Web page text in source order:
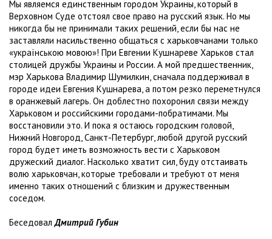
Мы являемся единственным городом Украины, который в
Верховном Суде отстоял свое право на русский язык. Но мы
никогда бы не принимали таких решений, если бы нас не
заставляли насильственно общаться с харьковчанами только
«українською мовою»! При Евгении Кушнареве Харьков стал
столицей дружбы Украины и России. А мой предшественник,
мэр Харькова Владимир Шумилкин, сначала поддерживал в
городе идеи Евгения Кушнарева, а потом резко переметнулся
в оранжевый лагерь. Он доблестно похоронил связи между
Харьковом и российскими городами-побратимами. Мы
восстановили это. И пока я остаюсь городским головой,
Нижний Новгород, Санкт-Петербург, любой другой русский
город будет иметь возможность вести с Харьковом
дружеский диалог. Насколько хватит сил, буду отстаивать
волю харьковчан, которые требовали и требуют от меня
именно таких отношений с близким и дружественным
соседом.
БеседовалДмитрий Губин